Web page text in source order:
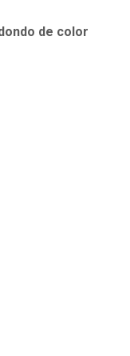
de color